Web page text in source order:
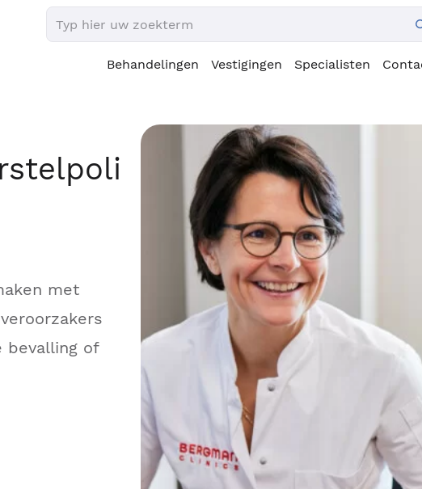
Behandelingen Vestigingen Specialisten
met
bevalling of